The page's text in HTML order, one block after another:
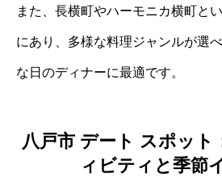
また、長横町やハーモニカ横町と
にあり、多様な料理ジャンルが選
な日のディナーに最適です。
八戸市 デート スポット
ィビティと季節